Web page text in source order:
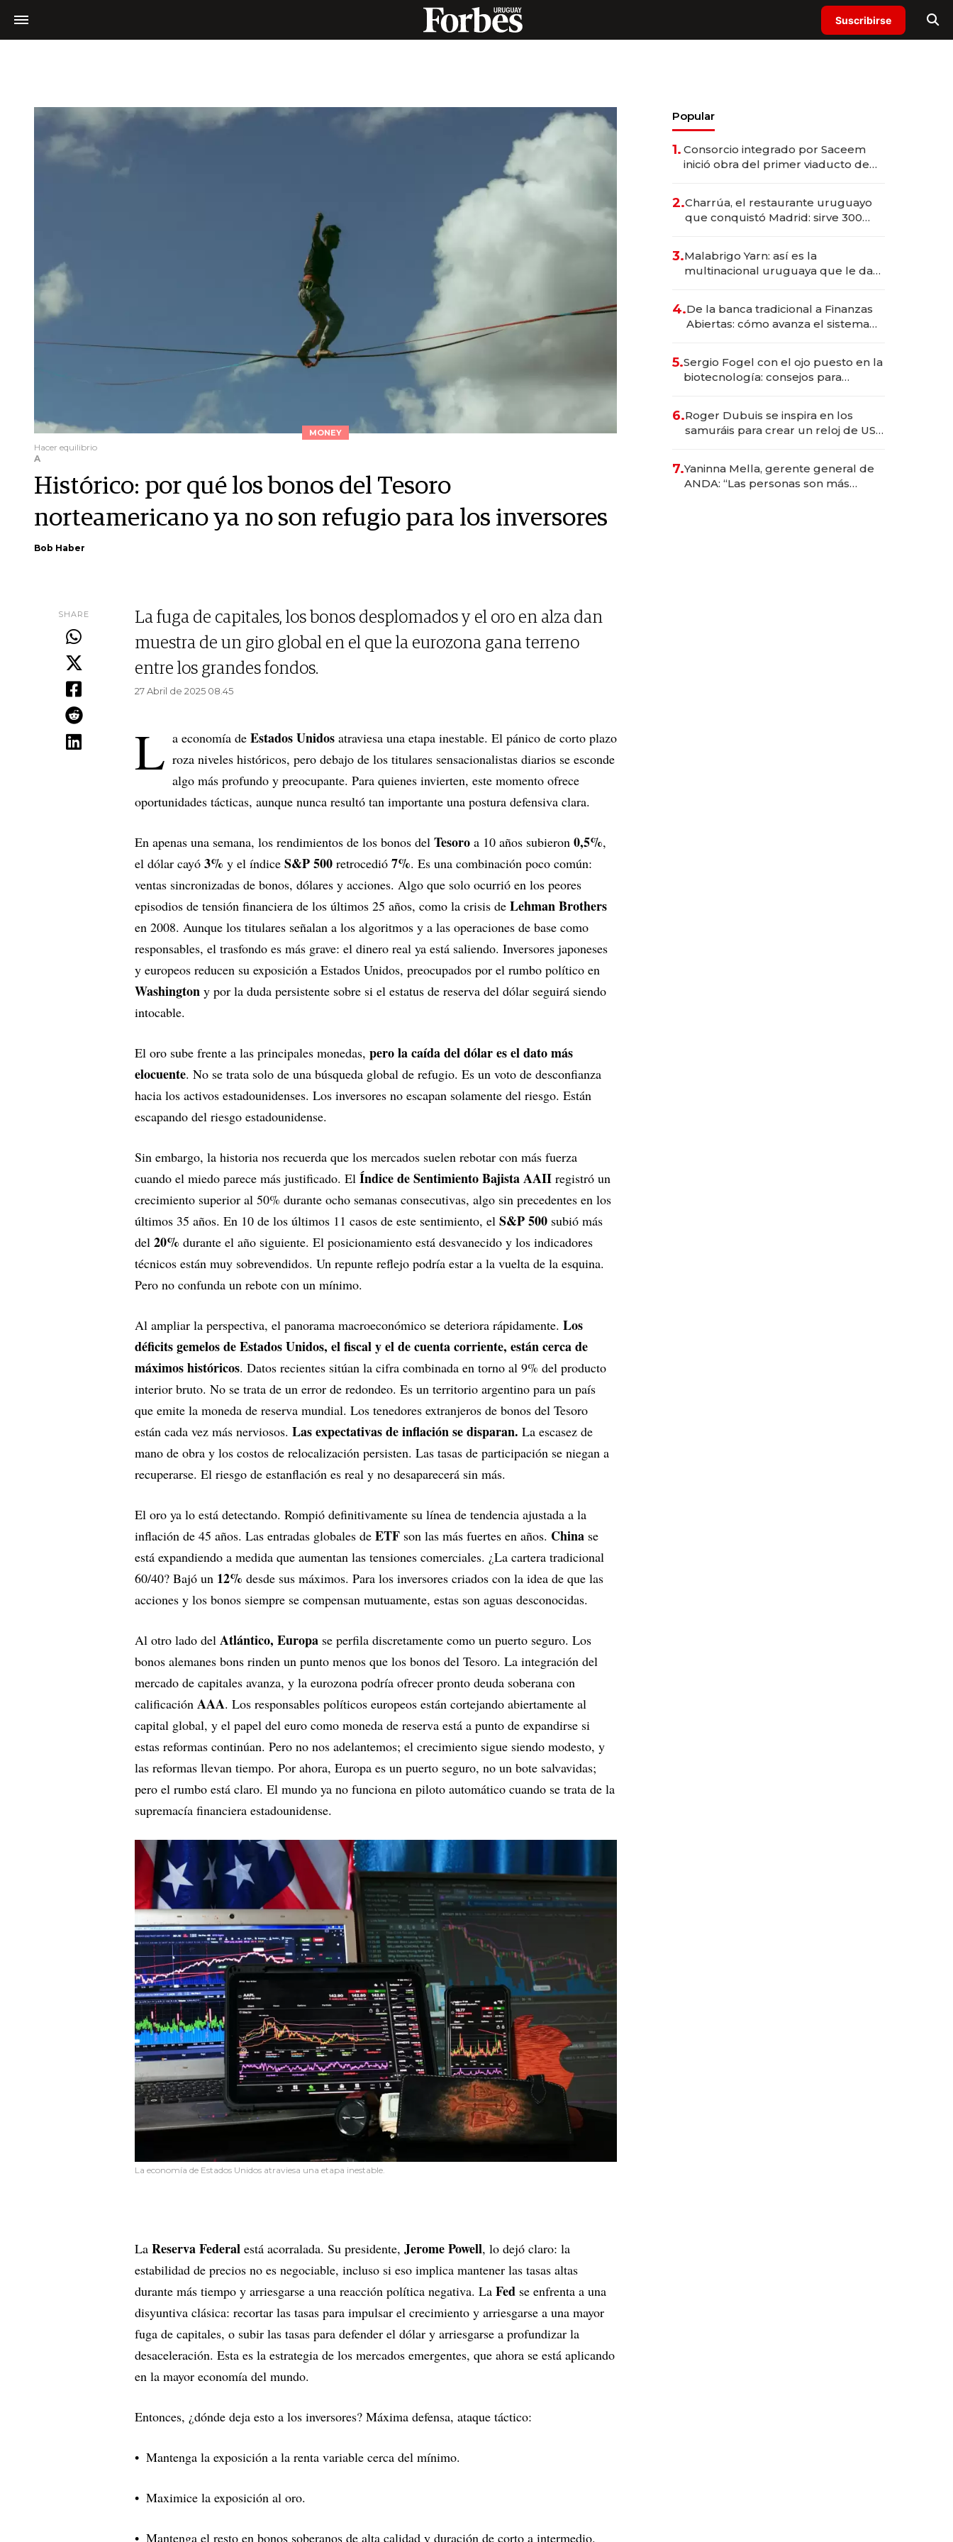
Suscribirse
MONEY
Hacer equilibrio
A
Histórico: por qué los bonos del Tesoro
norteamericano ya no son refugio para los inversores
Bob Haber
SHARE
La fuga de capitales, los bonos desplomados y el oro en alza dan
muestra de un giro global en el que la eurozona gana terreno
entre los grandes fondos.
27 Abril de 2025 08.45
L a economía de Estados Unidos atraviesa una etapa inestable. El pánico de corto plazo
roza niveles históricos, pero debajo de los titulares sensacionalistas diarios se esconde
algo más profundo y preocupante. Para quienes invierten, este momento ofrece
oportunidades tácticas, aunque nunca resultó tan importante una postura defensiva clara.
En apenas una semana, los rendimientos de los bonos del Tesoro a 10 años subieron 0,5%,
el dólar cayó 3% y el índice S&P 500 retrocedió 7%. Es una combinación poco común:
ventas sincronizadas de bonos, dólares y acciones. Algo que solo ocurrió en los peores
episodios de tensión financiera de los últimos 25 años, como la crisis de Lehman Brothers
en 2008. Aunque los titulares señalan a los algoritmos y a las operaciones de base como
responsables, el trasfondo es más grave: el dinero real ya está saliendo. Inversores japoneses
y europeos reducen su exposición a Estados Unidos, preocupados por el rumbo político en
Washington y por la duda persistente sobre si el estatus de reserva del dólar seguirá siendo
intocable.
El oro sube frente a las principales monedas, pero la caída del dólar es el dato más
elocuente. No se trata solo de una búsqueda global de refugio. Es un voto de desconfianza
hacia los activos estadounidenses. Los inversores no escapan solamente del riesgo. Están
escapando del riesgo estadounidense.
Sin embargo, la historia nos recuerda que los mercados suelen rebotar con más fuerza
cuando el miedo parece más justificado. El Índice de Sentimiento Bajista AAII registró un
crecimiento superior al 50% durante ocho semanas consecutivas, algo sin precedentes en los
últimos 35 años. En 10 de los últimos 11 casos de este sentimiento, el S&P 500 subió más
del 20% durante el año siguiente. El posicionamiento está desvanecido y los indicadores
técnicos están muy sobrevendidos. Un repunte reflejo podría estar a la vuelta de la esquina.
Pero no confunda un rebote con un mínimo.
Al ampliar la perspectiva, el panorama macroeconómico se deteriora rápidamente. Los
déficits gemelos de Estados Unidos, el fiscal y el de cuenta corriente, están cerca de
máximos históricos. Datos recientes sitúan la cifra combinada en torno al 9% del producto
interior bruto. No se trata de un error de redondeo. Es un territorio argentino para un país
que emite la moneda de reserva mundial. Los tenedores extranjeros de bonos del Tesoro
están cada vez más nerviosos. Las expectativas de inflación se disparan. La escasez de
mano de obra y los costos de relocalización persisten. Las tasas de participación se niegan a
recuperarse. El riesgo de estanflación es real y no desaparecerá sin más.
El oro ya lo está detectando. Rompió definitivamente su línea de tendencia ajustada a la
inflación de 45 años. Las entradas globales de ETF son las más fuertes en años. China se
está expandiendo a medida que aumentan las tensiones comerciales. ¿La cartera tradicional
60/40? Bajó un 12% desde sus máximos. Para los inversores criados con la idea de que las
acciones y los bonos siempre se compensan mutuamente, estas son aguas desconocidas.
Al otro lado del Atlántico, Europa se perfila discretamente como un puerto seguro. Los
bonos alemanes bons rinden un punto menos que los bonos del Tesoro. La integración del
mercado de capitales avanza, y la eurozona podría ofrecer pronto deuda soberana con
calificación AAA. Los responsables políticos europeos están cortejando abiertamente al
capital global, y el papel del euro como moneda de reserva está a punto de expandirse si
estas reformas continúan. Pero no nos adelantemos; el crecimiento sigue siendo modesto, y
las reformas llevan tiempo. Por ahora, Europa es un puerto seguro, no un bote salvavidas;
pero el rumbo está claro. El mundo ya no funciona en piloto automático cuando se trata de la
supremacía financiera estadounidense.
La economía de Estados Unidos atraviesa una etapa inestable.
La Reserva Federal está acorralada. Su presidente, Jerome Powell, lo dejó claro: la
estabilidad de precios no es negociable, incluso si eso implica mantener las tasas altas
durante más tiempo y arriesgarse a una reacción política negativa. La Fed se enfrenta a una
disyuntiva clásica: recortar las tasas para impulsar el crecimiento y arriesgarse a una mayor
fuga de capitales, o subir las tasas para defender el dólar y arriesgarse a profundizar la
desaceleración. Esta es la estrategia de los mercados emergentes, que ahora se está aplicando
en la mayor economía del mundo.
Entonces, ¿dónde deja esto a los inversores? Máxima defensa, ataque táctico:
Mantenga la exposición a la renta variable cerca del mínimo.
Maximice la exposición al oro.
Mantenga el resto en bonos soberanos de alta calidad y duración de corto a intermedio.
Popular
1. Consorcio integrado por Saceem
inició obra del primer viaducto de
millones
2.Charrúa, el restaurante uruguayo
que conquistó Madrid: sirve 300
prepara apertura
3.Malabrigo Yarn: así es la
multinacional uruguaya que le da
4.De la banca tradicional a Finanzas
Abiertas: cómo avanza el sistema
5.Sergio Fogel con el ojo puesto en la
biotecnología: consejos para
6.Roger Dubuis se inspira en los
samuráis para crear un reloj de US$
7.Yaninna Mella, gerente general de
ANDA: “Las personas son más